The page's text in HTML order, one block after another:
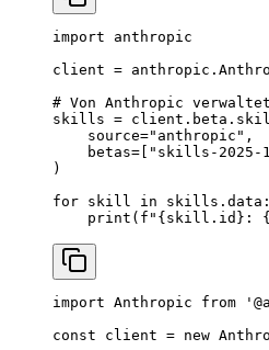
import anthropic
client =
# Von Anthropic
skills =
    source
="anthropic" ,
    betas
= "skills-2025-
)
for skill in skills.data:
    print
( f " { skill.id } : {
import Anthropic from
const client = new